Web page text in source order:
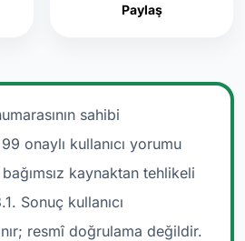
Paylaş
sahibi
onaylı kullanıcı yorumu
kaynaktan tehlikeli
Sonuç kullanıcı
resmî doğrulama değildir.